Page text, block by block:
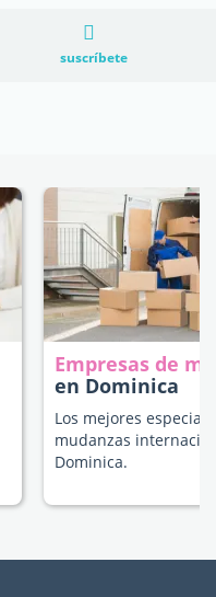
suscríbete
Empresas de
en Dominica
Los mejores
mudanzas
Dominica.